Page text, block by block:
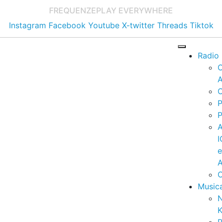
FREQUENZEPLAY EVERYWHERE
Instagram Facebook Youtube X-twitter Threads Tiktok
Radio
e